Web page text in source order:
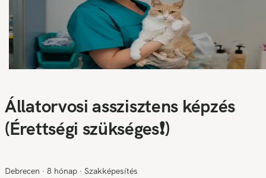
Állatorvosi asszisztens képzés
(Érettségi szükséges❗)
Debrecen ∙ 8 hónap ∙ Szakképesítés